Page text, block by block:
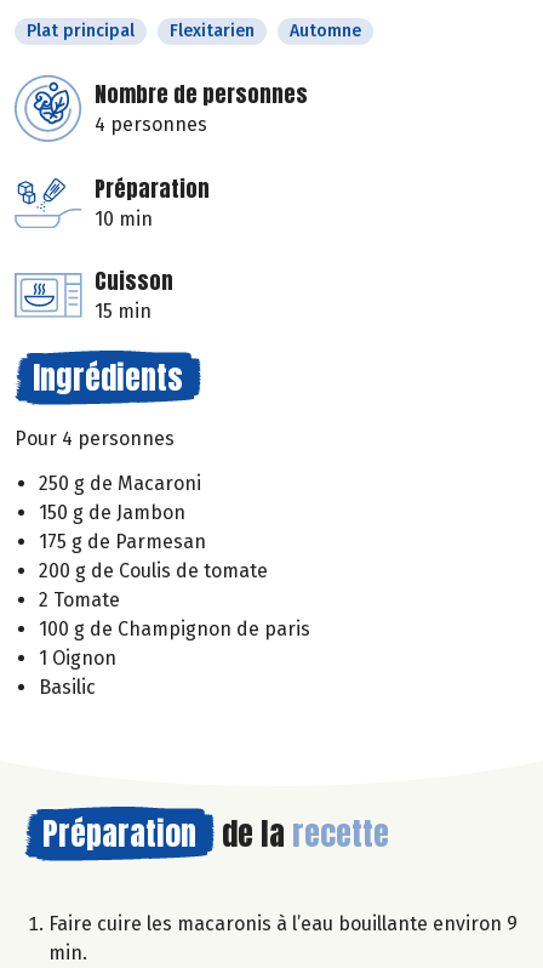
Plat principal Flexitarien Automne
Nombre de personnes
4 personnes
Préparation
10 min
Cuisson
15 min
Ingrédients
Pour 4 personnes
250 g de Macaroni
150 g de Jambon
175 g de Parmesan
200 g de Coulis de tomate
2 Tomate
100 g de Champignon de paris
1 Oignon
Basilic
Préparation de la recette
Faire cuire les macaronis à l’eau bouillante environ 9
min.